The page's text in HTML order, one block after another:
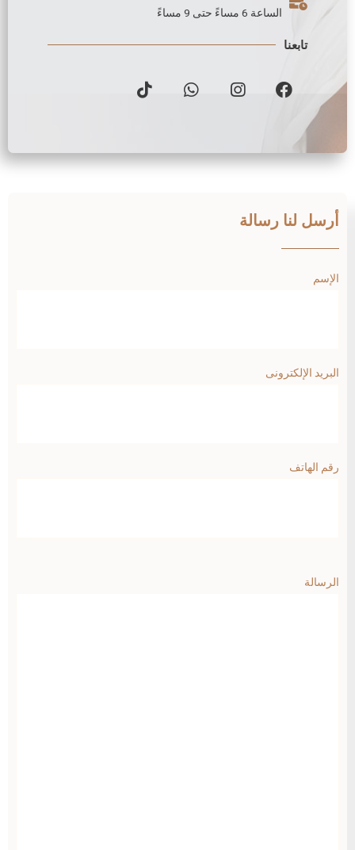
الساعة 6 مساءً حتى 9 مساءً
تابعنا
أرسل لنا رسالة
الإسم
البريد الإلكترونى
رقم الهاتف
الرسالة